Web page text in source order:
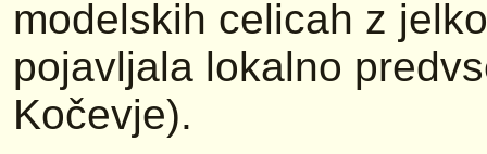
modelskih celicah z
pojavljala lokalno
Kočevje).